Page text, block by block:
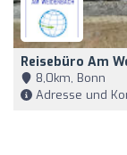
Reisebüro Am
8,0km, Bonn
Adresse und